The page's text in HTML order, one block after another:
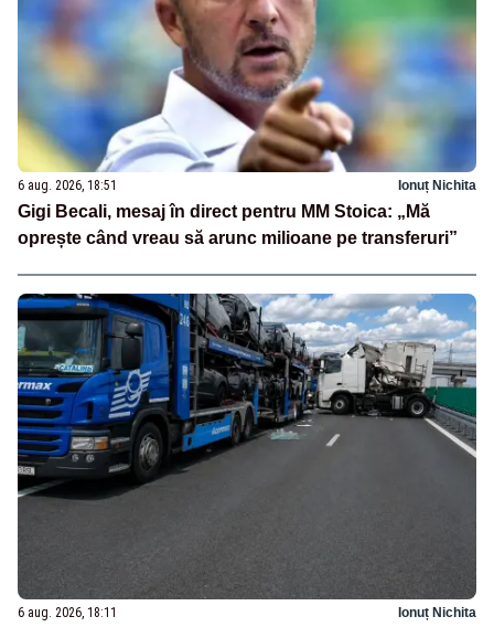
6 aug. 2026, 18:51 Ionuț Nichita
Gigi Becali, mesaj în direct pentru MM Stoica: „Mă
oprește când vreau să arunc milioane pe transferuri”
6 aug. 2026, 18:11 Ionuț Nichita